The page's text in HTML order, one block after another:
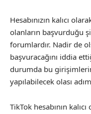
Hesabınızın kalıcı
olanların başvurduğu
forumlardır. Nadir de
başvuracağını iddia
durumda bu
yapılabilecek olası
TikTok hesabının